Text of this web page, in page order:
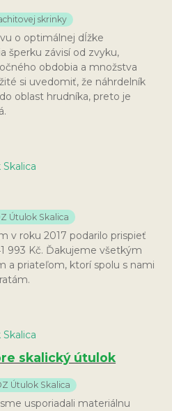
skrinky
o optimálnej dĺžke
šperku závisí od zvyku,
obdobia a množstva
si uvedomiť, že náhrdelník
oblast hrudníka, preto je
Útulok Skalica
v roku 2017 podarilo prispieť
993 Kč. Ďakujeme všetkým
a priateľom, ktorí spolu s nami
skalický útulok
Útulok Skalica
usporiadali materiálnu